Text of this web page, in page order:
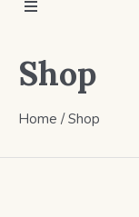
Shop
Home / Shop